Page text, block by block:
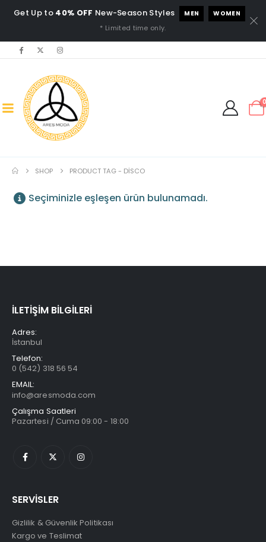
Get Up to 40% OFF New-Season Styles MEN WOMEN
* Limited time only.
SHOP PRODUCT TAG - DİSCO
Seçiminizle eşleşen ürün bulunamadı.
İLETİŞİM BİLGİLERİ
Adres:
İstanbul
Telefon:
0 (542) 318 56 54
EMAIL:
info@aresmoda.com
Çalışma Saatleri
Pazartesi / Cuma 09:00 - 18:00
SERVİSLER
Gizlilik & Güvenlik Politikası
Kargo ve Teslimat